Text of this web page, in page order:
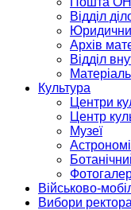
Відділ
Архів
Відділ
Культура
Центри
Центр
Музеї
Військово-
Вибори